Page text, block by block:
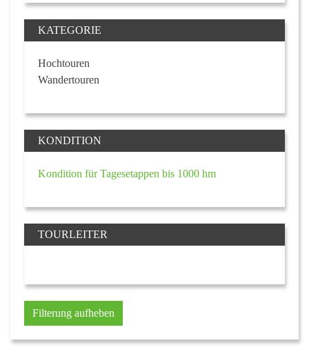
KATEGORIE
Hochtouren
Wandertouren
KONDITION
Kondition für Tagesetappen bis 1000 hm
TOURLEITER
Filterung aufheben